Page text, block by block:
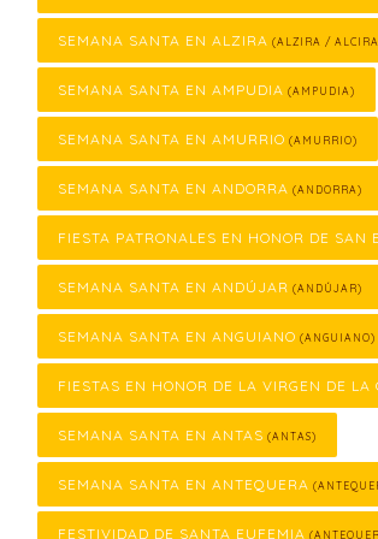
SEMANA SANTA EN ALZIRA (ALZIRA /
SEMANA SANTA EN AMPUDIA (AMPUDIA)
SEMANA SANTA EN AMURRIO (AMURRIO)
SEMANA SANTA EN ANDORRA (ANDORRA)
FIESTA PATRONALES EN HONOR DE SAN
SEMANA SANTA EN ANDÚJAR (ANDÚJAR)
SEMANA SANTA EN ANGUIANO (ANGUIANO)
FIESTAS EN HONOR DE LA VIRGEN DE LA
SEMANA SANTA EN ANTAS (ANTAS)
SEMANA SANTA EN ANTEQUERA
FESTIVIDAD DE SANTA EUFEMIA